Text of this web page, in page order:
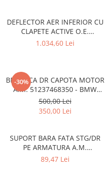
Bara fata
Bara spate
Broasca capota
Canal racire
Capac bara
Capac fata motor
Capota
Capota spate
DEFLECTOR AER INFERIOR CU
CLAPETE ACTIVE O.E.
51745A22C64 - BMW SERIA 3
1.034,60 Lei
-30%
BROASCA DR CAPOTA MOTOR
A.M. 51237468350 - BMW
SERIA 1 F40
500,00 Lei
350,00 Lei
SUPORT BARA FATA STG/DR
PE ARMATURA A.M.
51117276426 - BMW X3 F25 ,
89,47 Lei